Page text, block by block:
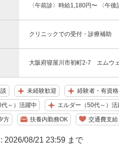
〈午前診〉時給1,180円〜 〈午
クリニックでの受付・診療補助
大阪府寝屋川市初町2-7 エムウ
未経験歓迎 経験者・有資
代～）活躍中 エルダー（50代～）活
方 扶養内勤務OK 交通費支給
2026/08/21 23:59 まで